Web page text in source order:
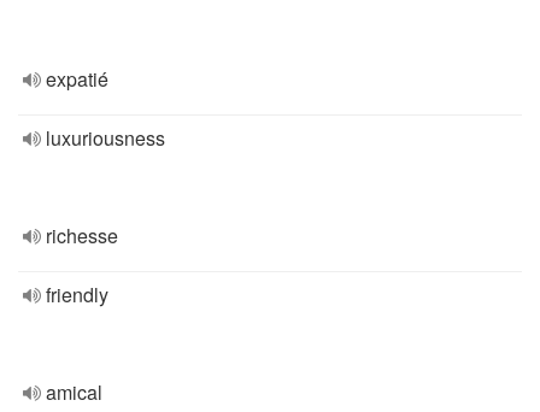
expatié
luxuriousness
richesse
friendly
amical